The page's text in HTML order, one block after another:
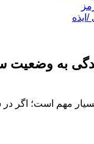
/ایذه
به وضعیت
مهم است؛ اگر در